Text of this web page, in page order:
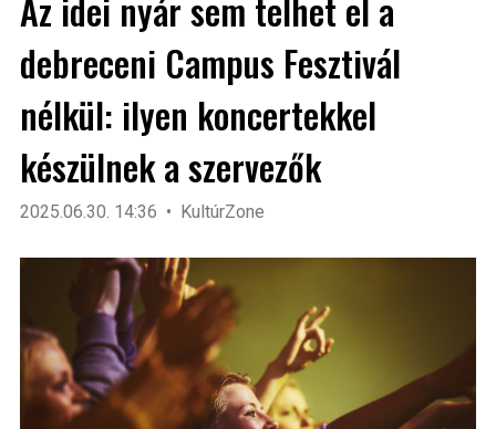
Az idei nyár sem telhet el a
debreceni Campus Fesztivál
nélkül: ilyen koncertekkel
készülnek a szervezők
2025.06.30. 14:36 KultúrZone